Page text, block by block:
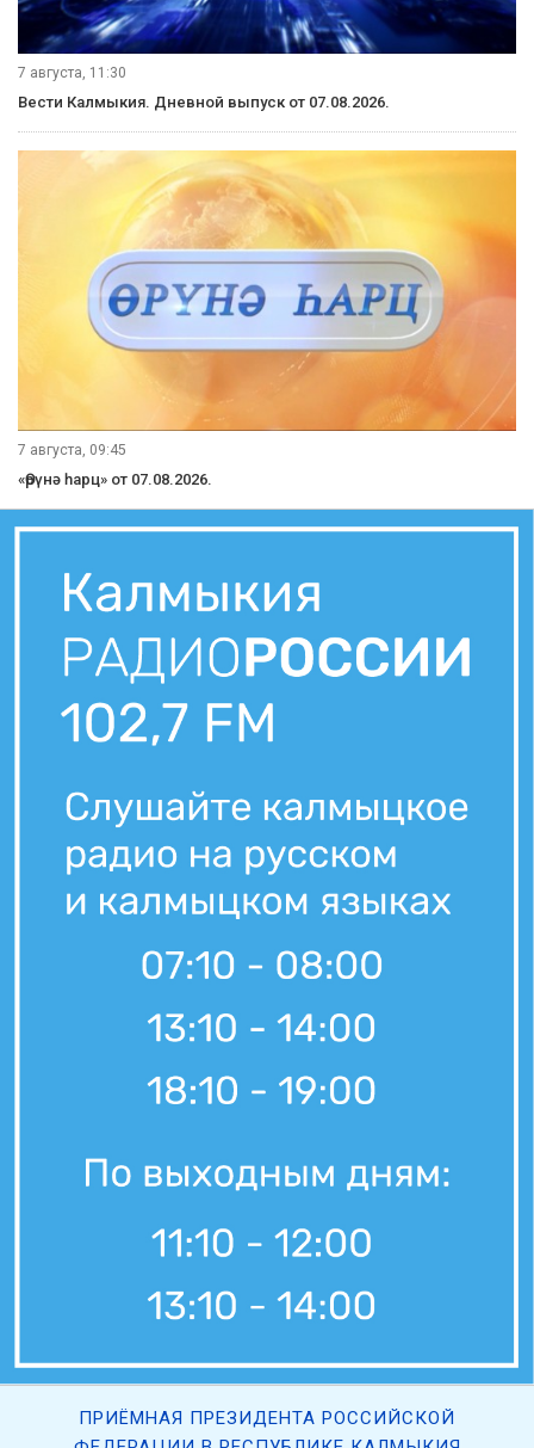
7 августа, 11:30
Вести Калмыкия. Дневной выпуск от 07.08.2026.
7 августа, 09:45
«Өрүнә һарц» от 07.08.2026.
ПРИЁМНАЯ ПРЕЗИДЕНТА РОССИЙСКОЙ